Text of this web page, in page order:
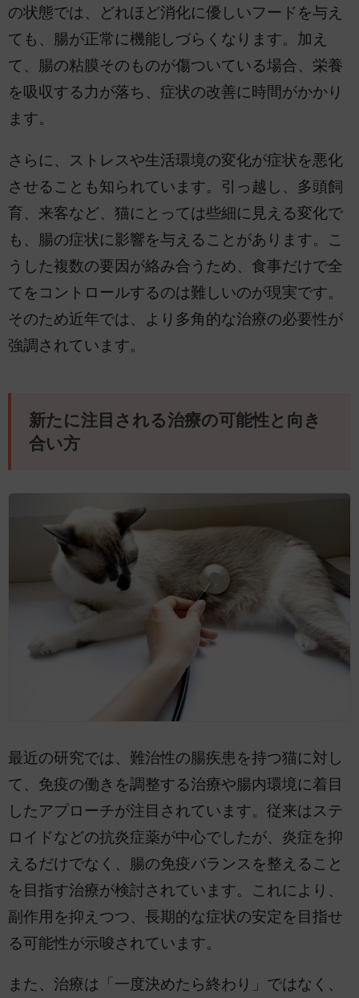
の状態では、どれほど消化に優しいフードを与え
ても、腸が正常に機能しづらくなります。加え
て、腸の粘膜そのものが傷ついている場合、栄養
を吸収する力が落ち、症状の改善に時間がかかり
ます。
さらに、ストレスや生活環境の変化が症状を悪化
させることも知られています。引っ越し、多頭飼
育、来客など、猫にとっては些細に見える変化で
も、腸の症状に影響を与えることがあります。こ
うした複数の要因が絡み合うため、食事だけで全
てをコントロールするのは難しいのが現実です。
そのため近年では、より多角的な治療の必要性が
強調されています。
新たに注目される治療の可能性と向き
合い方
最近の研究では、難治性の腸疾患を持つ猫に対し
て、免疫の働きを調整する治療や腸内環境に着目
したアプローチが注目されています。従来はステ
ロイドなどの抗炎症薬が中心でしたが、炎症を抑
えるだけでなく、腸の免疫バランスを整えること
を目指す治療が検討されています。これにより、
副作用を抑えつつ、長期的な症状の安定を目指せ
る可能性が示唆されています。
また、治療は「一度決めたら終わり」ではなく、